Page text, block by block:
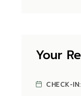
Your
CHECK-IN: